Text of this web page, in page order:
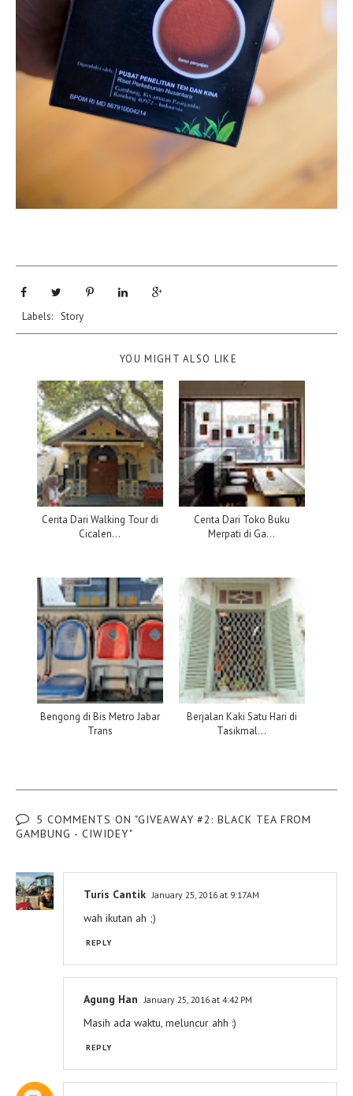
Labels: Story
YOU MIGHT ALSO LIKE
Cerita Dari Walking Tour di
Cicalen...
Cerita Dari Toko Buku
Merpati di Ga...
Bengong di Bis Metro Jabar
Trans
Berjalan Kaki Satu Hari di
Tasikmal...
5 COMMENTS ON "GIVEAWAY #2: BLACK TEA FROM
GAMBUNG - CIWIDEY"
Turis Cantik January 25, 2016 at 9:17 AM
wah ikutan ah ;)
REPLY
Agung Han January 25, 2016 at 4:42 PM
Masih ada waktu, meluncur ahh :)
REPLY